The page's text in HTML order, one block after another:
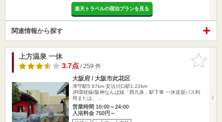
楽天トラベルの宿泊プランを見る
関連情報から探す
お気に入
りに追加
上方温泉 一休
3.7点/ 259 件
大阪府 / 大阪市此花区
津守駅5.87km 安治川口駅1.22km
JR環状線/阪神なんば線「西九条」駅下車 一休送迎バス利
用または、…
営業時間 10:00～24:00
入浴料金 750円～